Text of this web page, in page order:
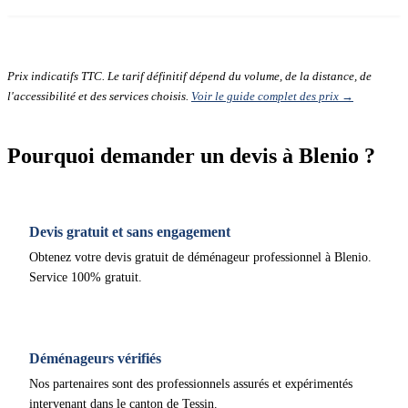
Prix indicatifs TTC. Le tarif définitif dépend du volume, de la distance, de
l'accessibilité et des services choisis. Voir le guide complet des prix →
Pourquoi demander un devis à Blenio ?
Devis gratuit et sans engagement
Obtenez votre devis gratuit de déménageur professionnel à Blenio.
Service 100% gratuit.
Déménageurs vérifiés
Nos partenaires sont des professionnels assurés et expérimentés
intervenant dans le canton de Tessin.